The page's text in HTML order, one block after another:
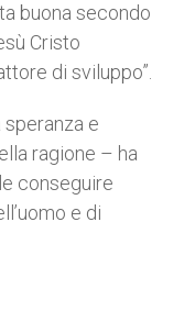
buona secondo
Cristo
di sviluppo”.
speranza e
ragione – ha
conseguire
e di